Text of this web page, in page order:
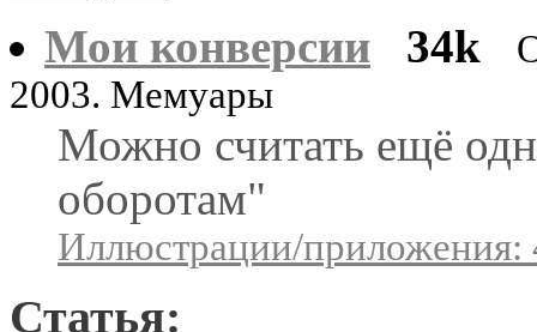
Мои конверсии 34k
2003. Мемуары
Можно считать ещё
оборотам"
Иллюстрации/приложения:
Статья: